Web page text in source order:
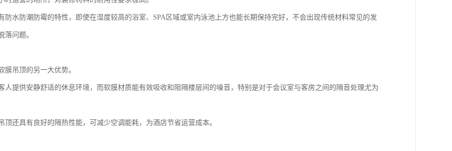
防水防潮防霉的特性，即使在湿度较高的浴室、SPA区域或室内泳池上方也能长期保持完好，不会出现传统材料常见的发
落问题。
膜吊顶的另一大优势。
人提供安静舒适的休息环境，而软膜材质能有效吸收和阻隔楼层间的噪音，特别是对于会议室与客房之间的隔音处理尤为
顶还具有良好的隔热性能，可减少空调能耗，为酒店节省运营成本。